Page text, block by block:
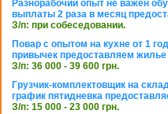
Разнорабочий опыт не важен
выплаты 2 раза в месяц
З/п: при собеседовании.
Повар с опытом на кухне от 1
привычек предоставляем жилье
З/п: 36 000 - 39 600 грн.
Грузчик-комплектовщик на
график пятидневка
З/п: 15 000 - 23 000 грн.